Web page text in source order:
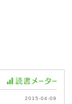
2015-04-09